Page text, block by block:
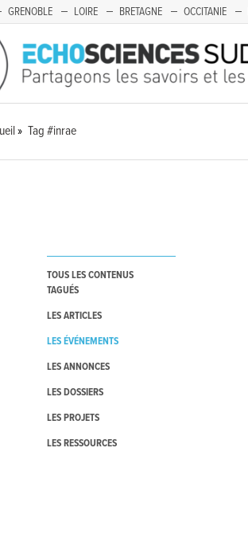
GRENOBLE LOIRE BRETAGNE OCCITANIE
Tag #inrae
TOUS LES CONTENUS
TAGUÉS
LES ARTICLES
LES ÉVÉNEMENTS
LES ANNONCES
LES DOSSIERS
LES PROJETS
LES RESSOURCES